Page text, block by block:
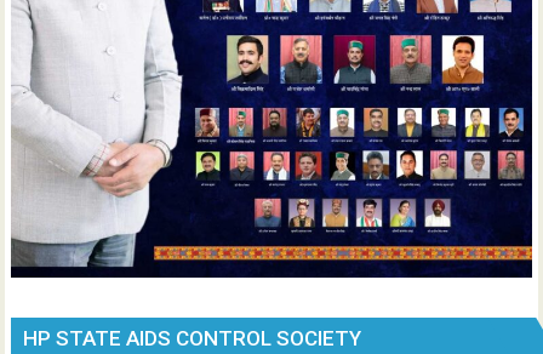
HP STATE AIDS CONTROL SOCIETY